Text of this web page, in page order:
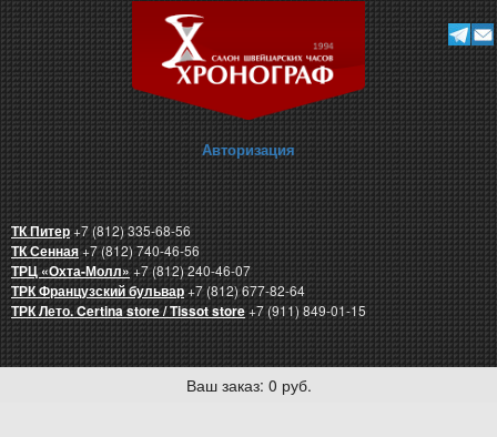
Авторизация
ТК Питер+7 (812) 335-68-56
ТК Сенная+7 (812) 740-46-56
ТРЦ «Охта-Молл»+7 (812) 240-46-07
ТРК Французский бульвар+7 (812) 677-82-64
ТРК Лето. Certina store / Tissot store+7 (911) 849-01-15
Ваш заказ: 0 руб.